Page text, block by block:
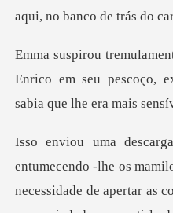
Enrico em seu pescoço,
necessidade de apertar as